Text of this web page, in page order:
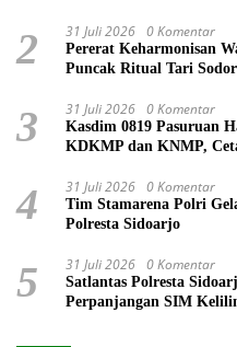
2 31 Juli 2026 0 Komentar
Pererat Keharmonisan
Puncak Ritual Tari
3 31 Juli 2026 0 Komentar
Kasdim 0819 Pasuruan
KDKMP dan KNMP,
4 31 Juli 2026 0 Komentar
Tim Stamarena Polri
Polresta Sidoarjo
5 31 Juli 2026 0 Komentar
Satlantas Polresta
Perpanjangan SIM